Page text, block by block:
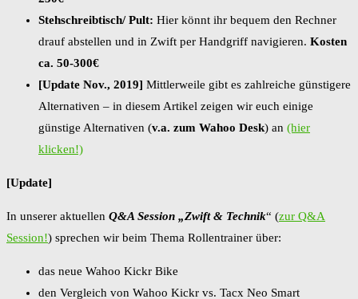
Stehschreibtisch/ Pult: Hier könnt ihr bequem den Rechner
drauf abstellen und in Zwift per Handgriff navigieren. Kosten
ca. 50-300€
[Update Nov., 2019] Mittlerweile gibt es zahlreiche günstigere
Alternativen – in diesem Artikel zeigen wir euch einige
günstige Alternativen (v.a. zum Wahoo Desk) an (hier
klicken!)
[Update]
In unserer aktuellen Q&A Session „Zwift & Technik“ (zur Q&A
Session!) sprechen wir beim Thema Rollentrainer über:
das neue Wahoo Kickr Bike
den Vergleich von Wahoo Kickr vs. Tacx Neo Smart